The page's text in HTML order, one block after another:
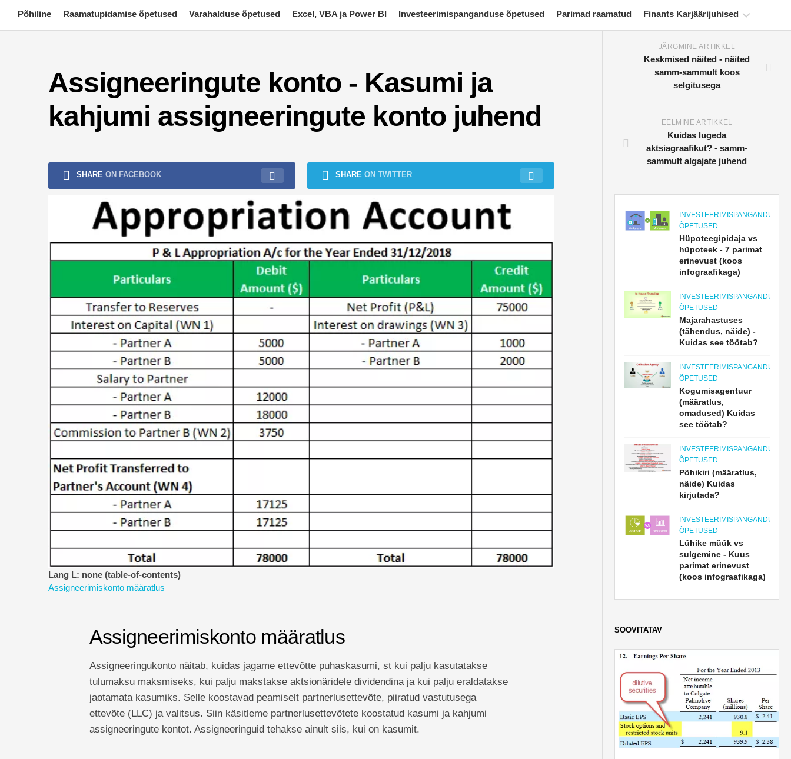
content
Põhiline Raamatupidamise õpetused Varahalduse õpetused Excel, VBA ja Power BI Investeerimispanganduse õpetused Parimad raamatud Finants Karjäärijuhised
Rahanduse
sertifitseerimise
ressursid
Täisvorm
Riskijuhtimise
Assigneeringute konto - Kasumi ja
kahjumi assigneeringute konto juhend
SHARE ON FACEBOOK SHARE ON TWITTER
Lang L: none (table-of-contents)
Assigneerimiskonto määratlus
Assigneerimiskonto määratlus
Assigneeringukonto näitab, kuidas jagame ettevõtte puhaskasumi, st kui palju kasutatakse
tulumaksu maksmiseks, kui palju makstakse aktsionäridele dividendina ja kui palju eraldatakse
jaotamata kasumiks. Selle koostavad peamiselt partnerlusettevõte, piiratud vastutusega
ettevõte (LLC) ja valitsus. Siin käsitleme partnerlusettevõtete koostatud kasumi ja kahjumi
assigneeringute kontot. Assigneeringuid tehakse ainult siis, kui on kasumit.
JÄRGMINE ARTIKKEL
Keskmised näited - näited
samm-sammult koos
selgitusega
EELMINE ARTIKKEL
Kuidas lugeda
aktsiagraafikut? - samm-
sammult algajate juhend
INVESTEERIMISPANGANDUSE
ÕPETUSED
Hüpoteegipidaja vs
hüpoteek - 7 parimat
erinevust (koos
infograafikaga)
INVESTEERIMISPANGANDUSE
ÕPETUSED
Majarahastuses
(tähendus, näide) -
Kuidas see töötab?
INVESTEERIMISPANGANDUSE
ÕPETUSED
Kogumisagentuur
(määratlus,
omadused) Kuidas
see töötab?
INVESTEERIMISPANGANDUSE
ÕPETUSED
Põhikiri (määratlus,
näide) Kuidas
kirjutada?
INVESTEERIMISPANGANDUSE
ÕPETUSED
Lühike müük vs
sulgemine - Kuus
parimat erinevust
(koos infograafikaga)
SOOVITATAV